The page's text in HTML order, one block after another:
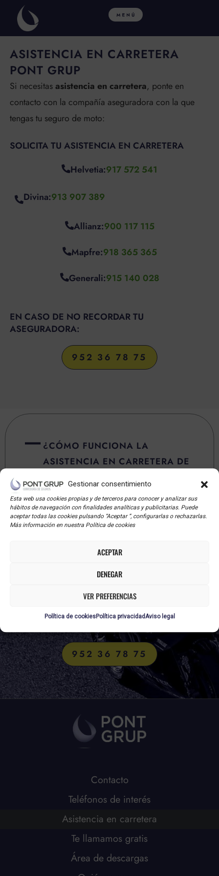
Gestionar consentimiento
Esta web usa cookies propias y de terceros para conocer y analizar sus
hábitos de navegación con finalidades analíticas y publicitarias. Puede
aceptar todas las cookies pulsando “Aceptar ”, configurarlas o rechazarlas.
Más información en nuestra Política de cookies
ACEPTAR
DENEGAR
VER PREFERENCIAS
Política de cookiesPolítica privacidadAviso legal
contenido
ASISTENCIA EN CARRETERA
PONT GRUP
Si necesitasasistencia en carretera, ponte en
contacto con la compañía aseguradora con la que
tengas tu seguro de moto:
SOLICITA TU ASISTENCIA EN CARRETERA
Helvetia:917 572 541
Divina:913 907 389
Allianz:900 117 115
Mapfre:918 365 365
Generali:915 140 028
EN CASO DE NO RECORDAR TU
ASEGURADORA:
952 36 78 75
¿CÓMO FUNCIONA LA
ASISTENCIA EN CARRETERA DE
¿QUÉ CUBRE LA ASISTENCIA
EN CARRETERA DE PONT
PARA MÁS INFORMACIÓN SOBRE
ESTA COBERTURA, LLÁMANOS
952 36 78 75
Contacto
Teléfonos de interés
Asistencia en carretera
Te llamamos gratis
Área de descargas